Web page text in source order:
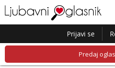
Prijavi se
Predaj oglas